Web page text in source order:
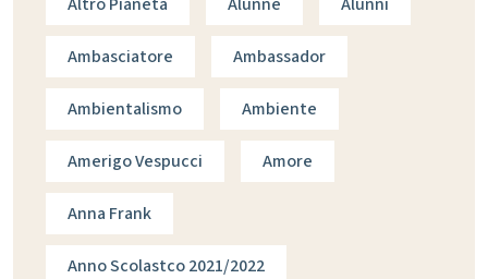
Ambasciatore Ambassador
Ambientalismo Ambiente
Amerigo Vespucci Amore
Anna Frank
Anno Scolastco 2021/2022